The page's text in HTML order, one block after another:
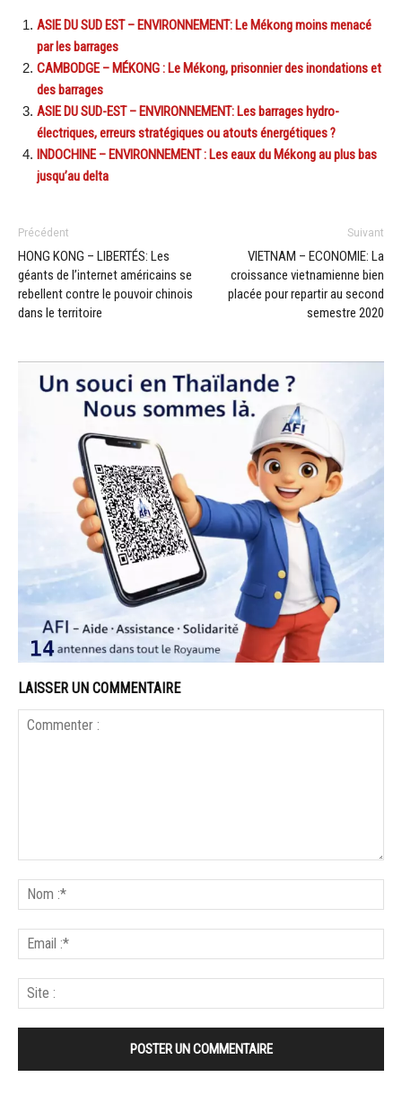
ASIE DU SUD EST – ENVIRONNEMENT: Le Mékong moins menacé
par les barrages
CAMBODGE – MÉKONG : Le Mékong, prisonnier des inondations et
des barrages
ASIE DU SUD-EST – ENVIRONNEMENT: Les barrages hydro-
électriques, erreurs stratégiques ou atouts énergétiques ?
INDOCHINE – ENVIRONNEMENT : Les eaux du Mékong au plus bas
jusqu’au delta
Précédent
HONG KONG – LIBERTÉS: Les
géants de l’internet américains se
rebellent contre le pouvoir chinois
dans le territoire
Suivant
VIETNAM – ECONOMIE: La
croissance vietnamienne bien
placée pour repartir au second
semestre 2020
LAISSER UN COMMENTAIRE